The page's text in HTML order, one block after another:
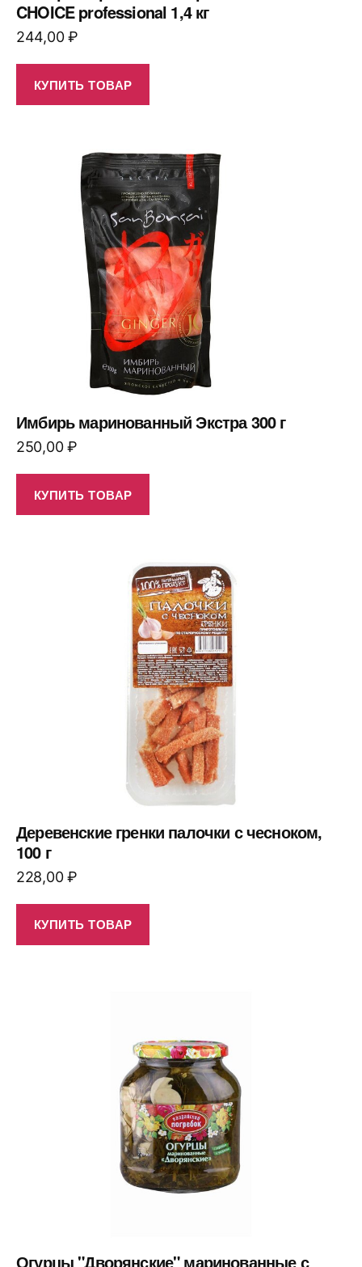
CHOICE professional 1,4 кг
244,00₽
КУПИТЬ ТОВАР
Имбирь маринованный Экстра 300 г
250,00₽
КУПИТЬ ТОВАР
Деревенские гренки палочки с чесноком,
100 г
228,00₽
КУПИТЬ ТОВАР
Огурцы "Дворянские" маринованные с